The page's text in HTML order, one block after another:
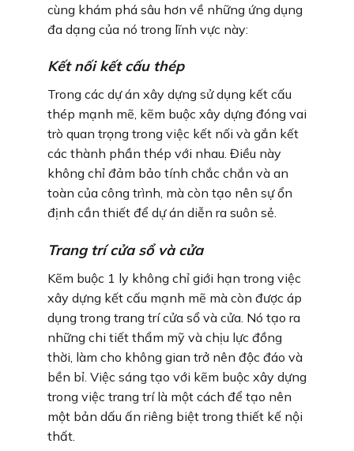
cùng khám phá sâu hơn về những ứng dụng
đa dạng của nó trong lĩnh vực này:
Kết nối kết cấu thép
Trong các dự án xây dựng sử dụng kết cấu
thép mạnh mẽ, kẽm buộc xây dựng đóng vai
trò quan trọng trong việc kết nối và gắn kết
các thành phần thép với nhau. Điều này
không chỉ đảm bảo tính chắc chắn và an
toàn của công trình, mà còn tạo nên sự ổn
định cần thiết để dự án diễn ra suôn sẻ.
Trang trí cửa sổ và cửa
Kẽm buộc 1 ly không chỉ giới hạn trong việc
xây dựng kết cấu mạnh mẽ mà còn được áp
dụng trong trang trí cửa sổ và cửa. Nó tạo ra
những chi tiết thẩm mỹ và chịu lực đồng
thời, làm cho không gian trở nên độc đáo và
bền bỉ. Việc sáng tạo với kẽm buộc xây dựng
trong việc trang trí là một cách để tạo nên
một bản dấu ấn riêng biệt trong thiết kế nội
thất.